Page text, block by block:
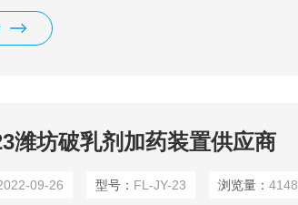
潍坊破乳剂加药装置供应商
09-26 型号： FL-JY-23 浏览量：4148